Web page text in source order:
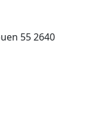
55 2640